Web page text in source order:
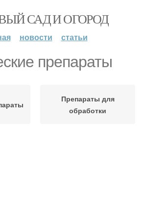
САД И ОГОРОД
новости статьи
препараты
Препараты для
обработки